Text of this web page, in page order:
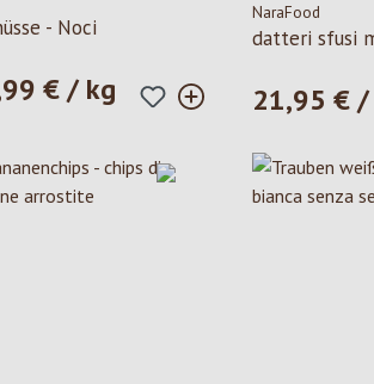
- Noci
normale:
€ / kg
Valutazione
NaraFood
datteri sfusi
Prezzo
21,95 € /